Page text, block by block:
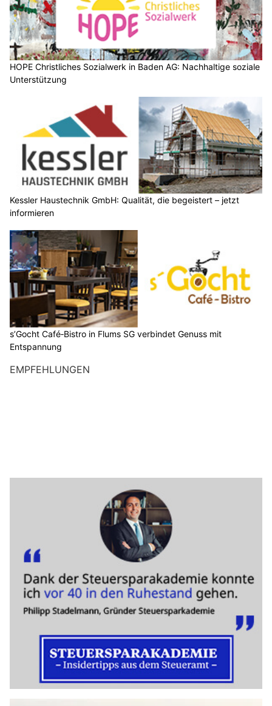
HOPE Christliches Sozialwerk in Baden AG: Nachhaltige soziale
Unterstützung
Kessler Haustechnik GmbH: Qualität, die begeistert – jetzt
informieren
s’Gocht Café‑Bistro in Flums SG verbindet Genuss mit
Entspannung
EMPFEHLUNGEN